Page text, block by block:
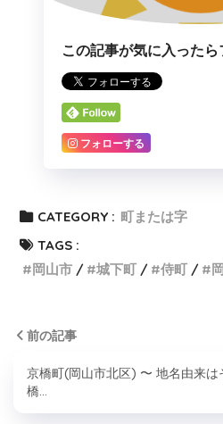
この記事が気に入ったら
フォローする
CATEGORY : 町または字
TAGS :
岡山市
城下町 侍町
前の記事
京橋町(岡山市北区) 〜 地名由来
橋…